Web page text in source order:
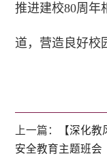
推进建校80周年
道，营造良好校
上一篇：
【深化
安全教育主题班会